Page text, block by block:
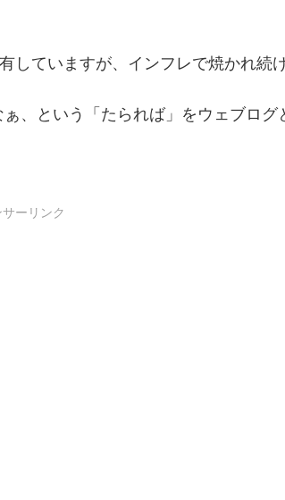
ていますが、インフレで焼かれ続
、という「たられば」をウェブログ
ーリンク